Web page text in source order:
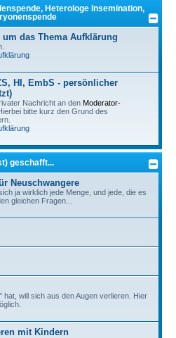
Heterologe Insemination,
das Thema Aufklärung
HI, EmbS - persönlicher
Nachricht an den Moderator-
bitte kurz den Grund des
geschafft...
Neuschwangere
ja wirklich jede Menge, und jede, die es
gleichen Fragen...
hat, will sich aus den Augen verlieren. Hier
mit Kindern